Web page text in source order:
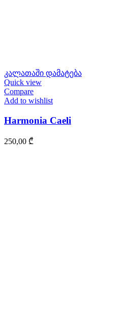
კალათაში დამატება
Quick view
Compare
Add to wishlist
Harmonia Caeli
250,00 ₾